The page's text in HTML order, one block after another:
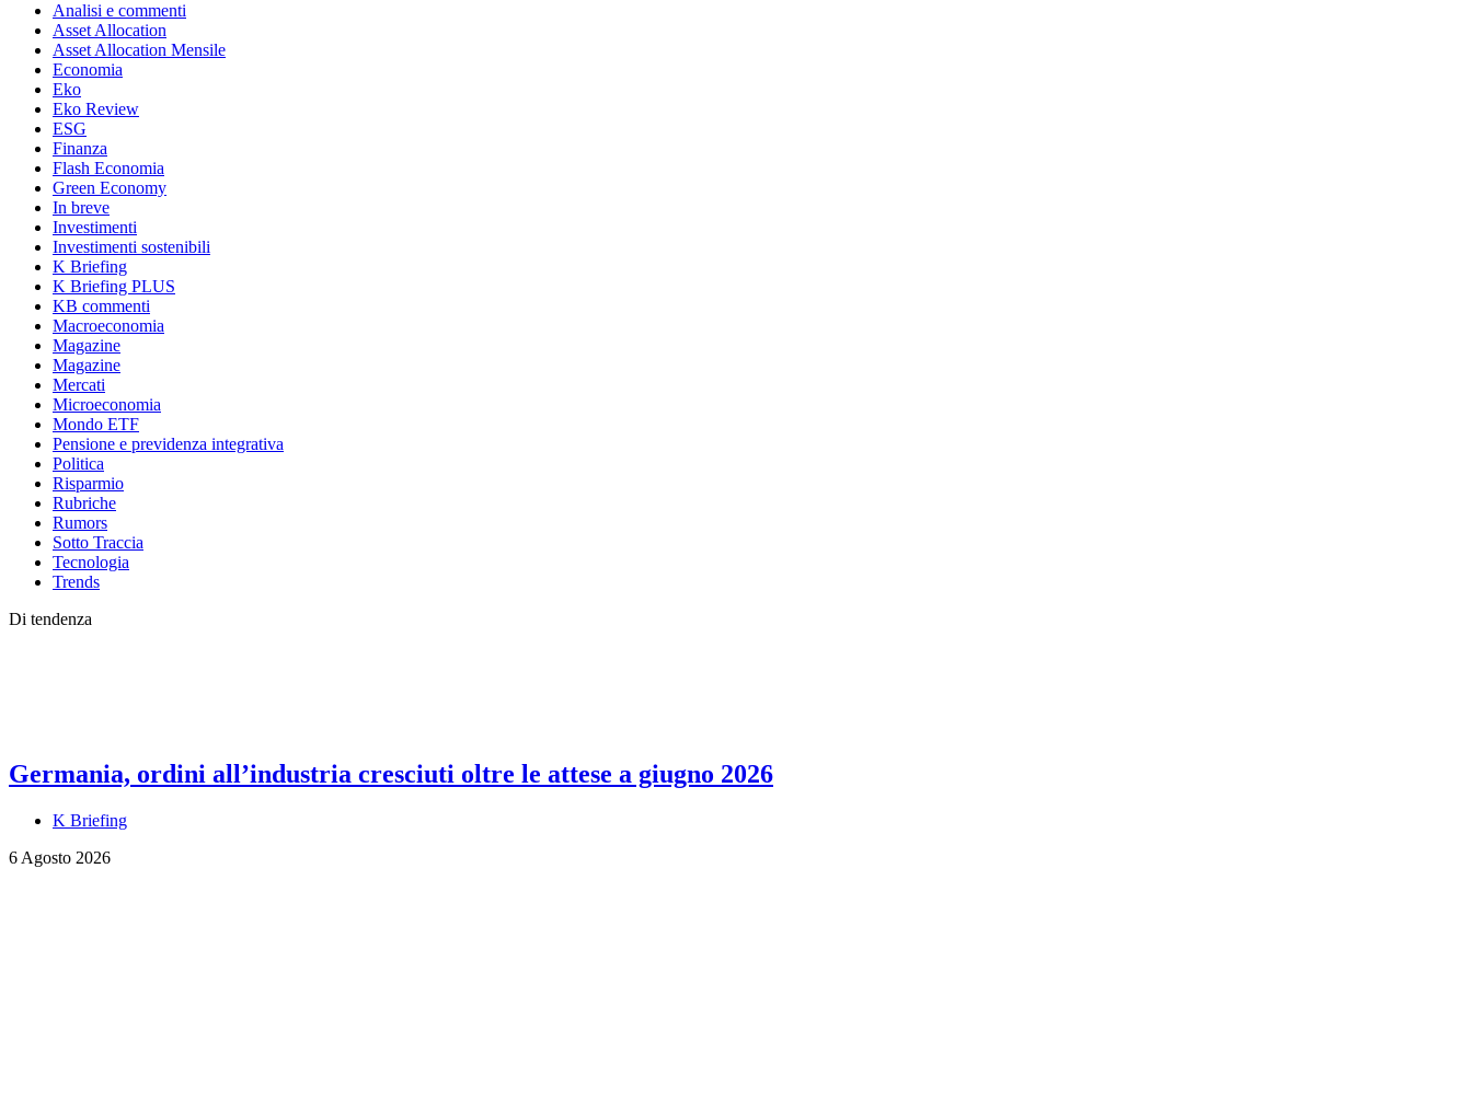
Analisi e commenti
Asset Allocation
Asset Allocation Mensile
Economia
Eko
Eko Review
ESG
Finanza
Flash Economia
Green Economy
In breve
Investimenti
Investimenti sostenibili
K Briefing
K Briefing PLUS
KB commenti
Macroeconomia
Magazine
Magazine
Mercati
Microeconomia
Mondo ETF
Pensione e previdenza integrativa
Politica
Risparmio
Rubriche
Rumors
Sotto Traccia
Tecnologia
Trends
Di tendenza
Germania, ordini all’industria cresciuti oltre le attese a giugno 2026
K Briefing
6 Agosto 2026